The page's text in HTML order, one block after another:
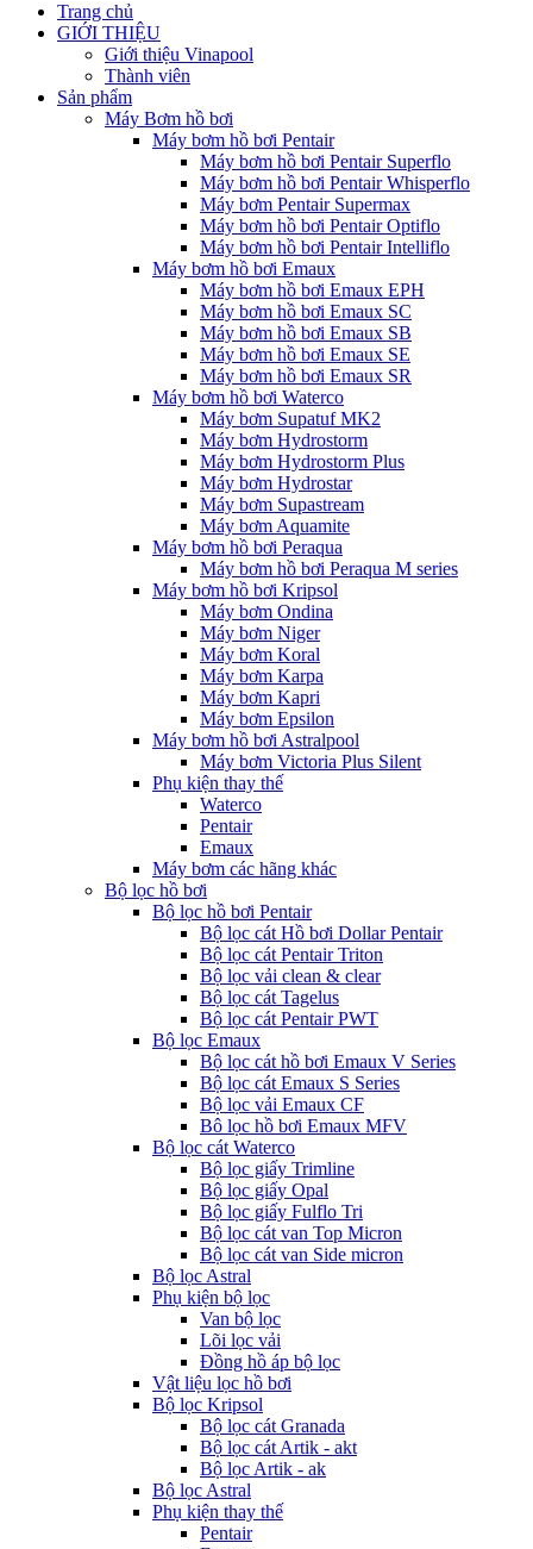
Trang chủ
GIỚI THIỆU
Giới thiệu Vinapool
Thành viên
Sản phẩm
Máy Bơm hồ bơi
Máy bơm hồ bơi Pentair
Máy bơm hồ bơi Pentair Superflo
Máy bơm hồ bơi Pentair Whisperflo
Máy bơm Pentair Supermax
Máy bơm hồ bơi Pentair Optiflo
Máy bơm hồ bơi Pentair Intelliflo
Máy bơm hồ bơi Emaux
Máy bơm hồ bơi Emaux EPH
Máy bơm hồ bơi Emaux SC
Máy bơm hồ bơi Emaux SB
Máy bơm hồ bơi Emaux SE
Máy bơm hồ bơi Emaux SR
Máy bơm hồ bơi Waterco
Máy bơm Supatuf MK2
Máy bơm Hydrostorm
Máy bơm Hydrostorm Plus
Máy bơm Hydrostar
Máy bơm Supastream
Máy bơm Aquamite
Máy bơm hồ bơi Peraqua
Máy bơm hồ bơi Peraqua M series
Máy bơm hồ bơi Kripsol
Máy bơm Ondina
Máy bơm Niger
Máy bơm Koral
Máy bơm Karpa
Máy bơm Kapri
Máy bơm Epsilon
Máy bơm hồ bơi Astralpool
Máy bơm Victoria Plus Silent
Phụ kiện thay thế
Waterco
Pentair
Emaux
Máy bơm các hãng khác
Bộ lọc hồ bơi
Bộ lọc hồ bơi Pentair
Bộ lọc cát Hồ bơi Dollar Pentair
Bộ lọc cát Pentair Triton
Bộ lọc vải clean & clear
Bộ lọc cát Tagelus
Bộ lọc cát Pentair PWT
Bộ lọc Emaux
Bộ lọc cát hồ bơi Emaux V Series
Bộ lọc cát Emaux S Series
Bộ lọc vải Emaux CF
Bô lọc hồ bơi Emaux MFV
Bộ lọc cát Waterco
Bộ lọc giấy Trimline
Bộ lọc giấy Opal
Bộ lọc giấy Fulflo Tri
Bộ lọc cát van Top Micron
Bộ lọc cát van Side micron
Bộ lọc Astral
Phụ kiện bộ lọc
Van bộ lọc
Lõi lọc vải
Đồng hồ áp bộ lọc
Vật liệu lọc hồ bơi
Bộ lọc Kripsol
Bộ lọc cát Granada
Bộ lọc cát Artik - akt
Bộ lọc Artik - ak
Bộ lọc Astral
Phụ kiện thay thế
Pentair